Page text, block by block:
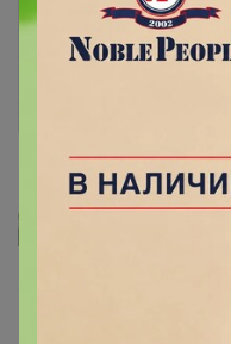
Это
Как здесь все